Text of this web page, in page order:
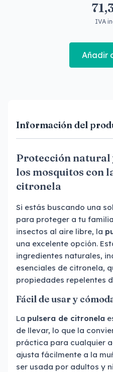
IVA
Añadir
Información del
Protección natural
los mosquitos con
citronela
Si estás buscando una
para proteger a tu
insectos al aire libre, la
una excelente opción.
ingredientes naturales,
esenciales de citronela,
propiedades repelentes
Fácil de usar y
La pulsera de citronela
de llevar, lo que la
práctica para cualquier
ajusta fácilmente a la
ser usada por adultos y